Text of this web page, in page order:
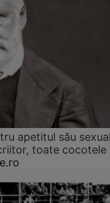
apetitul său
toate cocotele